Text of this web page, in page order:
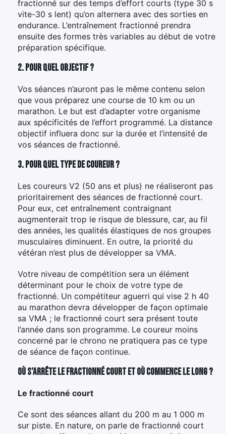
fractionné sur des temps d’effort courts (type 30 s
vite-30 s lent) qu’on alternera avec des sorties en
endurance. L’entraînement fractionné prendra
ensuite des formes très variables au début de votre
préparation spécifique.
2. Pour quel objectif ?
Vos séances n’auront pas le même contenu selon
que vous préparez une course de 10 km ou un
marathon. Le but est d’adapter votre organisme
aux spécificités de l’effort programmé. La distance
objectif influera donc sur la durée et l’intensité de
vos séances de fractionné.
3. Pour quel type de coureur ?
Les coureurs V2 (50 ans et plus) ne réaliseront pas
prioritairement des séances de fractionné court.
Pour eux, cet entraînement contraignant
augmenterait trop le risque de blessure, car, au fil
des années, les qualités élastiques de nos groupes
musculaires diminuent. En outre, la priorité du
vétéran n’est plus de développer sa VMA.
Votre niveau de compétition sera un élément
déterminant pour le choix de votre type de
fractionné. Un compétiteur aguerri qui vise 2 h 40
au marathon devra développer de façon optimale
sa VMA ; le fractionné court sera présent toute
l’année dans son programme. Le coureur moins
concerné par le chrono ne pratiquera pas ce type
de séance de façon continue.
Où s’arrête le fractionné court et où commence le long ?
Le fractionné court
Ce sont des séances allant du 200 m au 1 000 m
sur piste. En nature, on parle de fractionné court